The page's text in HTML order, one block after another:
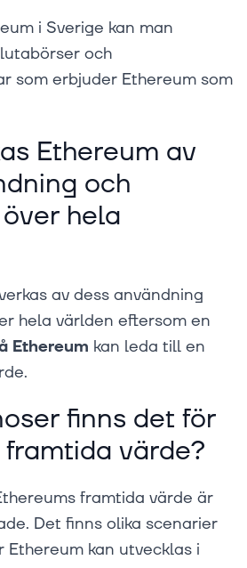
i Sverige kan man
och
som erbjuder Ethereum som
Ethereum av
och
hela
av dess användning
hela världen eftersom en
Ethereum kan leda till en
finns det för
värde?
framtida värde är
Det finns olika scenarier
Ethereum kan utvecklas i